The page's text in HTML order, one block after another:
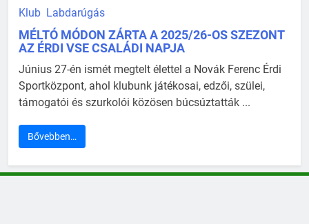
Klub Labdarúgás
MÉLTÓ MÓDON ZÁRTA A 2025/26-OS SZEZONT
AZ ÉRDI VSE CSALÁDI NAPJA
Június 27-én ismét megtelt élettel a Novák Ferenc Érdi
Sportközpont, ahol klubunk játékosai, edzői, szülei,
támogatói és szurkolói közösen búcsúztatták ...
Bővebben…